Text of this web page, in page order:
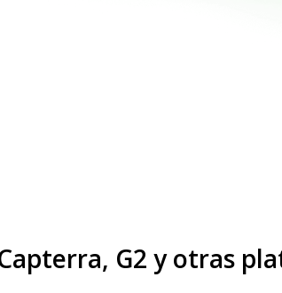
G2 y otras